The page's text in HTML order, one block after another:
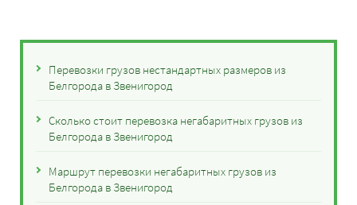
Перевозки грузов нестандартных размеров из
Белгорода в Звенигород
Сколько стоит перевозка негабаритных грузов из
Белгорода в Звенигород
Маршрут перевозки негабаритных грузов из
Белгорода в Звенигород